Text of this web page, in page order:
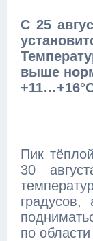
С 25
выше
Пик
30
градусов,
по